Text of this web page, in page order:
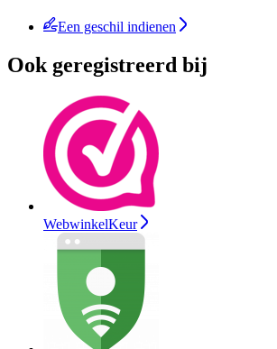
Een geschil indienen
Ook geregistreerd bij
WebwinkelKeur